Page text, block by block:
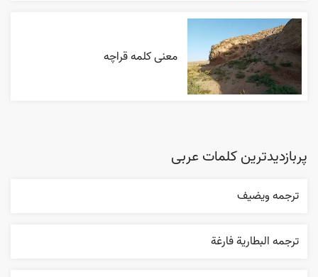
معنی کلمه قراچه
پربازدیدترین کلمات عربی
ترجمه ويضيف
ترجمه البطارية فارغة